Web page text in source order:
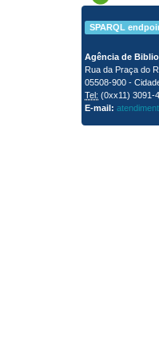
SPARQL
Agência de
Rua da Praça do
05508-900 -
Tel: (0xx11) 3091-
E-mail: